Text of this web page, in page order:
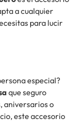
a cualquier
para lucir
especial?
que seguro
aniversarios o
este accesorio